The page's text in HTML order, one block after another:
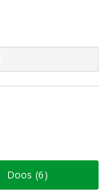
Doos (6)